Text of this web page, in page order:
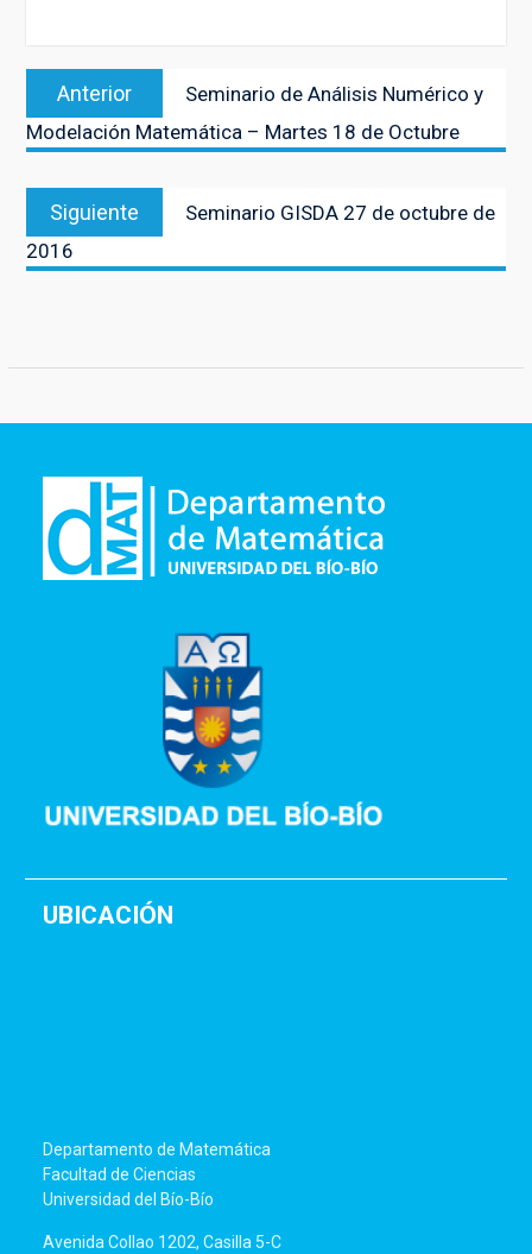
Navegación
entradas
Anterior
anterior:
Seminario de Análisis Numérico y
Modelación Matemática – Martes 18 de Octubre
Siguiente
siguiente:
Seminario GISDA 27 de octubre de
2016
UBICACIÓN
Departamento de Matemática
Facultad de Ciencias
Universidad del Bío-Bío
Avenida Collao 1202, Casilla 5-C